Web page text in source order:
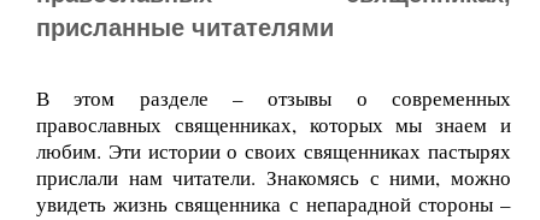
присланные читателями
В этом разделе – отзывы о современных
православных священниках, которых мы знаем и
любим. Эти истории о своих священниках пастырях
прислали нам читатели. Знакомясь с ними, можно
увидеть жизнь священника с непарадной стороны –